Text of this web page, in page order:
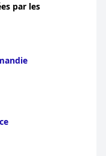
par les